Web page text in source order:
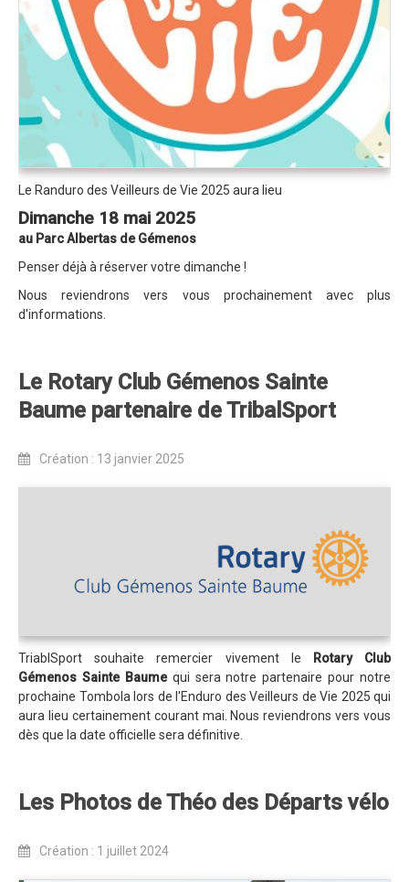
Edition 2019
Blog 2019
Revue de presse 2019
Résultats 2019
Plan des spéciales 2019
Programme 2019
Affiche 2019
Règlement 2019
Retour sur l'Enduro 2018
Edition 2018
Blog 2018
Programme de la journée
Retour sur l'Enduro 2017
Edition 2017
Blog 2017
Résultats
Programme de la journée
Le Randuro des Veilleurs de Vie 2025 aura lieu
Dimanche 18 mai 2025
au Parc Albertas de Gémenos
Penser déjà à réserver votre dimanche !
Nous reviendrons vers vous prochainement avec plus
d'informations.
Le Rotary Club Gémenos Sainte
Baume partenaire de TribalSport
Création : 13 janvier 2025
TriablSport souhaite remercier vivement le
Rotary Club
Gémenos Sainte Baumequi sera notre partenaire pour notre
prochaine Tombola lors de l'Enduro des Veilleurs de Vie 2025 qui
aura lieu certainement courant mai. Nous reviendrons vers vous
dès que la date officielle sera définitive.
Les Photos de Théo des Départs vélo
Création : 1 juillet 2024